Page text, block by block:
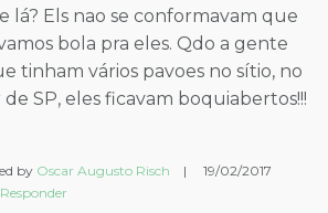
lá? Els nao se conformavam que
bola pra eles. Qdo a gente
tinham vários pavoes no sítio, no
SP, eles ficavam boquiabertos!!!
by Oscar Augusto Risch |
19/02/2017
Responder